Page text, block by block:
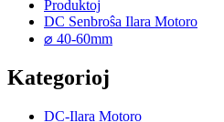
Produktoj
DC Senbroŝa Ilara Motoro
⌀ 40-60mm
Kategorioj
DC-Ilara Motoro